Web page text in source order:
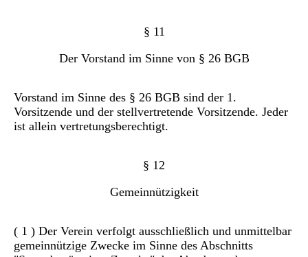
§ 11
Der Vorstand im Sinne von § 26 BGB
Vorstand im Sinne des § 26 BGB sind der 1.
Vorsitzende und der stellvertretende Vorsitzende. Jeder
ist allein vertretungsberechtigt.
§ 12
Gemeinnützigkeit
( 1 ) Der Verein verfolgt ausschließlich und unmittelbar
gemeinnützige Zwecke im Sinne des Abschnitts